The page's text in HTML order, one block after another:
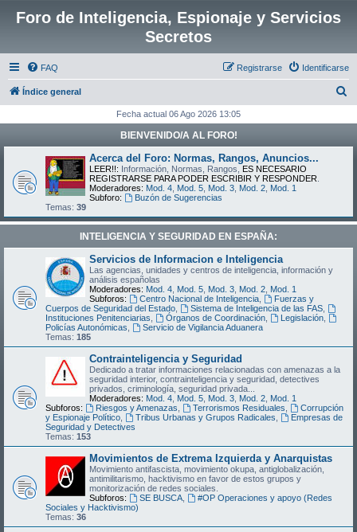
Foro de Inteligencia, Espionaje y Servicios
Secretos
FAQ Identificarse
Registrarse
Índice general
c
Fecha actual 06 Ago 2026 13:05
BIENVENIDO/A AL FORO!
Acerca del Foro: Normas, Rangos, Anuncios...
LEER!!: Información, Normas, Rangos, ES NECESARIO
REGISTRARSE PARA PODER ESCRIBIR Y RESPONDER
Moderadores: Mod. 4 Mod. 5 Mod. 3 Mod. 2 Mod. 1
Subforo:
Buzón de Sugerencias
Temas: 39
INTELIGENCIA Y SEGURIDAD EN ESPAÑA:
Servicios de Informacion e Inteligencia
Las agencias, unidades y centros de inteligencia, información y
análisis españolas
Moderadores: Mod. 4 Mod. 5 Mod. 3 Mod. 2 Mod. 1
Subforos:
Centro Nacional de Inteligencia,
Fuerzas y
Cuerpos de Seguridad del Estado
Sistema de Inteligencia de las FAS,
Instituciones Penitenciarias
Órganos de Coordinación, Legislación,
Policías Autonómicas
Servicio de Vigilancia Aduanera
Temas: 185
Contrainteligencia y Seguridad
Dedicado a tratar informaciones relacionadas con amenazas a la
seguridad interior, contrainteligencia y seguridad, detectives
privados, criminología, seguridad privada...
Moderadores: Mod. 4 Mod. 5 Mod. 3 Mod. 2 Mod. 1
Subforos:
Riesgos y Amenazas Terrorismos Residuales
Corrupción
y Espionaje Político
Tribus Urbanas y Grupos Radicales
Empresas de
Seguridad y Detectives
Temas: 153
Movimientos de Extrema Izquierda y Anarquistas
Movimiento antifascista, movimiento okupa, antiglobalización,
antimilitarismo, hacktivismo en favor de estos grupos y
monitorización de redes sociales.
Subforos:
SE BUSCA,
#OP Operaciones y apoyo (Redes
Sociales y Hacktivismo)
Temas: 36